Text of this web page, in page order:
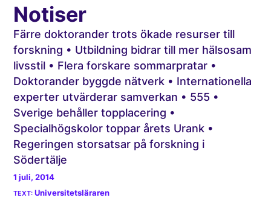
Notiser
Färre doktorander trots ökade resurser till
forskning • Utbildning bidrar till mer hälsosam
livsstil • Flera forskare sommarpratar •
Doktorander byggde nätverk • Internationella
experter utvärderar samverkan • 555 •
Sverige behåller topplacering •
Specialhögskolor toppar årets Urank •
Regeringen storsatsar på forskning i
Södertälje
1 juli, 2014
Universitetsläraren